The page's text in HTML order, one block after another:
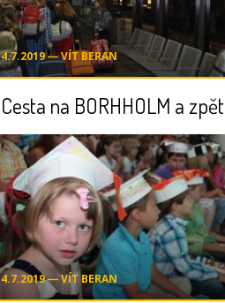
4.7.2019 ― VÍT BERAN
Cesta na BORHHOLM a zpět
4.7.2019 ― VÍT BERAN